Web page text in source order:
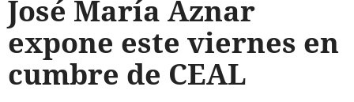
José María Aznar
expone este viernes en
cumbre de CEAL